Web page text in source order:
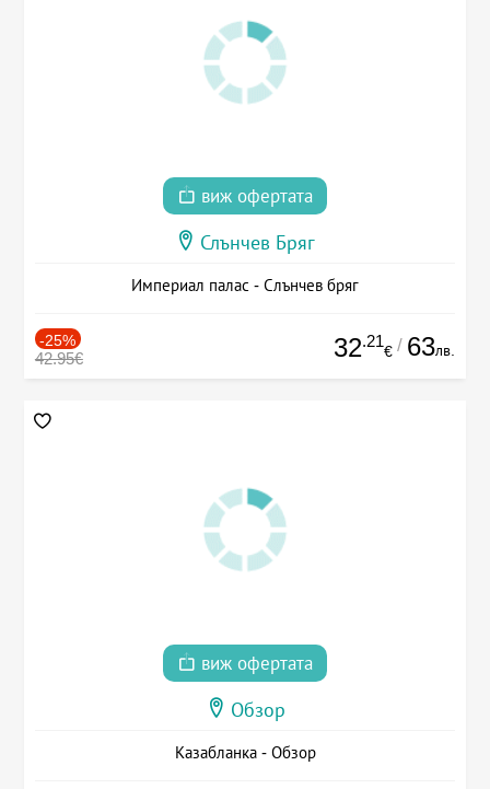
виж офертата
Слънчев Бряг
Империал палас - Слънчев бряг
-25%
42.95€ 32.21
€ / 63лв.
виж офертата
Обзор
Казабланка - Обзор